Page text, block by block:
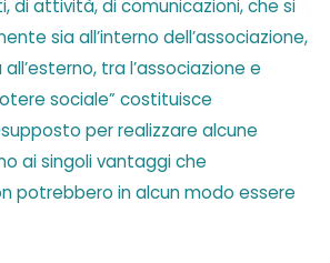
di attività, di comunicazioni, che si
sia all’interno dell’associazione,
tra l’associazione e
sociale” costituisce
per realizzare alcune
ai singoli vantaggi che
potrebbero in alcun modo essere